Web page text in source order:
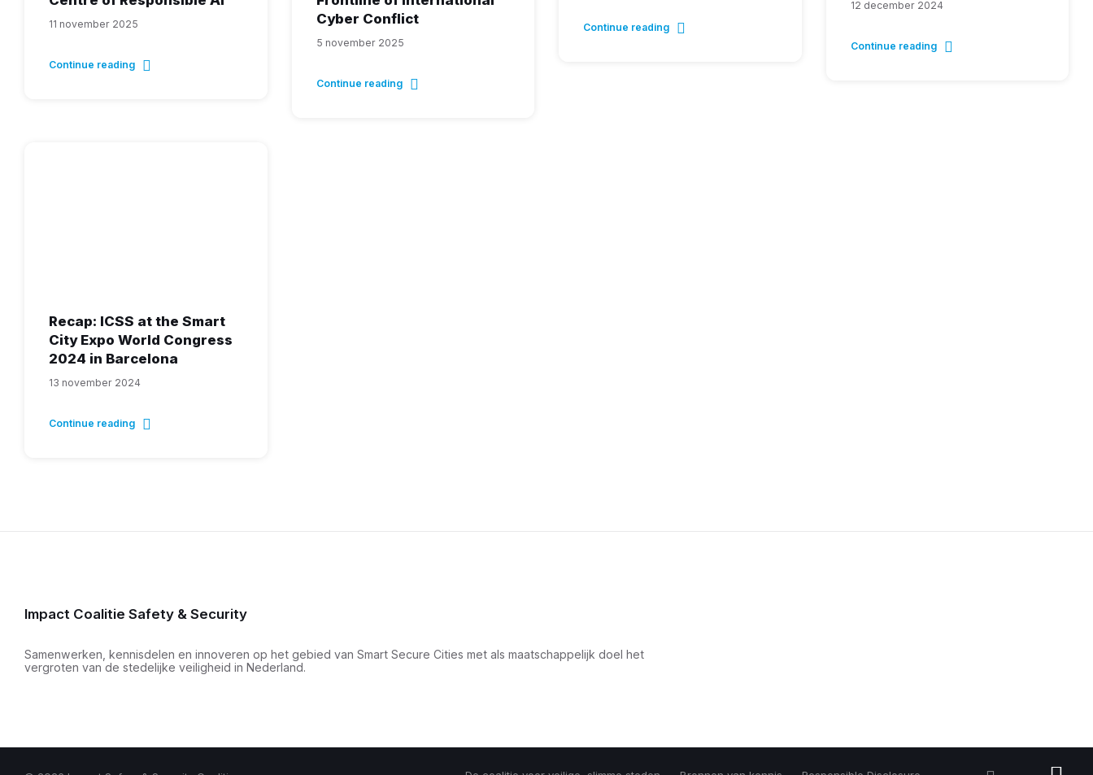
11 november 2025
Continue reading
Cyber Conflict
5 november 2025
Continue reading
Continue reading
12 december 2024
Continue reading
Recap: ICSS at the Smart
City Expo World Congress
2024 in Barcelona
13 november 2024
Continue reading
Impact Coalitie Safety & Security
Samenwerken, kennisdelen en innoveren op het gebied van Smart Secure Cities met als maatschappelijk doel het
vergroten van de stedelijke veiligheid in Nederland.